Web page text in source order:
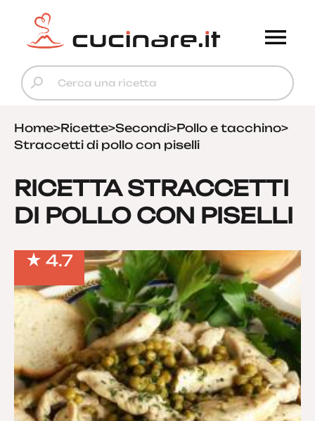
Home>Ricette>Secondi>Pollo e tacchino>
Straccetti di pollo con piselli
RICETTA STRACCETTI
DI POLLO CON PISELLI
4.7